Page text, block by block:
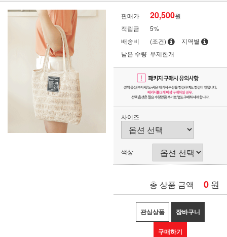
판매가 20,500원
적립금
5%
배송비
(조건)
지역별
남은 수량 무제한개
사이즈
색상
총 상품 금액 0 원
관심상품 장바구니
구매하기